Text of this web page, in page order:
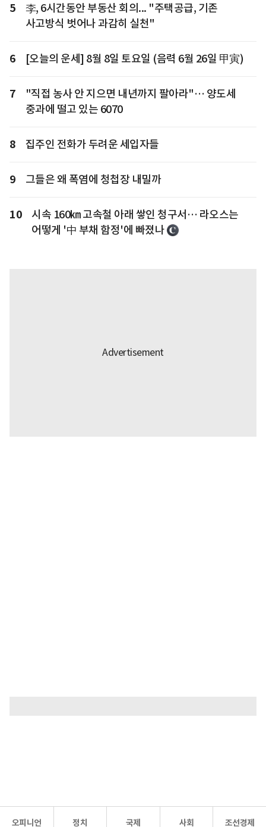
5
李, 6시간동안 부동산 회의... "주택공급, 기존
사고방식 벗어나 과감히 실천"
6 [오늘의 운세] 8월 8일 토요일 (음력 6월 26일 甲寅)
7
"직접 농사 안 지으면 내년까지 팔아라"… 양도세
중과에 떨고 있는 6070
8 집주인 전화가 두려운 세입자들
9 그들은 왜 폭염에 청첩장 내밀까
10
시속 160㎞ 고속철 아래 쌓인 청구서… 라오스는
어떻게 '中 부채 함정'에 빠졌나
오피니언 정치 국제 사회 조선경제